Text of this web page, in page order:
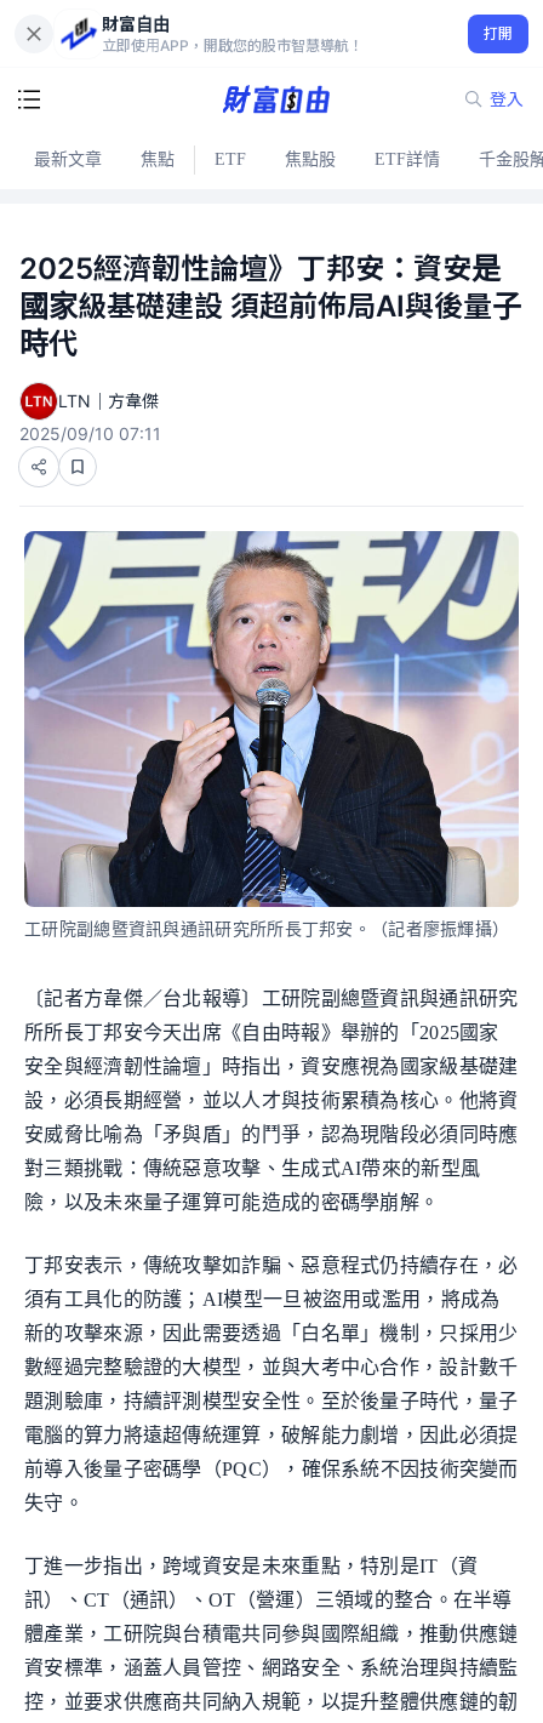
財富自由
立即使用APP，開啟您的股市智慧導航！
打開
登入
最新文章 焦點 ETF 焦點股 ETF詳情 千金股
2025經濟韌性論壇》丁邦安：資安是
國家級基礎建設 須超前佈局AI與後量子
時代
LTN｜方韋傑
2025/09/10 07:11
工研院副總暨資訊與通訊研究所所長丁邦安。（記者廖振輝攝）
〔記者方韋傑／台北報導〕工研院副總暨資訊與通訊研究
所所長丁邦安今天出席《自由時報》舉辦的「2025國家
安全與經濟韌性論壇」時指出，資安應視為國家級基礎建
設，必須長期經營，並以人才與技術累積為核心。他將資
安威脅比喻為「矛與盾」的鬥爭，認為現階段必須同時應
對三類挑戰：傳統惡意攻擊、生成式AI帶來的新型風
險，以及未來量子運算可能造成的密碼學崩解。
丁邦安表示，傳統攻擊如詐騙、惡意程式仍持續存在，必
須有工具化的防護；AI模型一旦被盜用或濫用，將成為
新的攻擊來源，因此需要透過「白名單」機制，只採用少
數經過完整驗證的大模型，並與大考中心合作，設計數千
題測驗庫，持續評測模型安全性。至於後量子時代，量子
電腦的算力將遠超傳統運算，破解能力劇增，因此必須提
前導入後量子密碼學（PQC），確保系統不因技術突變而
失守。
丁進一步指出，跨域資安是未來重點，特別是IT（資
訊）、CT（通訊）、OT（營運）三領域的整合。在半導
體產業，工研院與台積電共同參與國際組織，推動供應鏈
資安標準，涵蓋人員管控、網路安全、系統治理與持續監
控，並要求供應商共同納入規範，以提升整體供應鏈的韌